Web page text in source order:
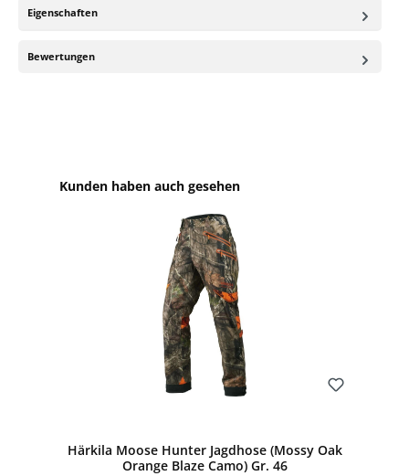
Eigenschaften
Bewertungen
Produktgalerie überspringen
Kunden haben auch gesehen
Härkila Moose Hunter Jagdhose (Mossy Oak
Orange Blaze Camo) Gr. 46